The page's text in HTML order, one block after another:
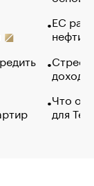
ЕС
нефти
Что
для